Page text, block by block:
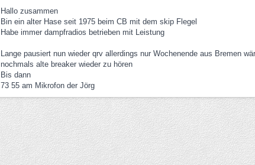
Hallo zusammen
Bin ein alter Hase seit 1975 beim CB mit dem skip Flegel
Habe immer dampfradios betrieben mit Leistung
Lange pausiert nun wieder qrv allerdings nur Wochenende aus Bremen
nochmals alte breaker wieder zu hören
Bis dann
73 55 am Mikrofon der Jörg